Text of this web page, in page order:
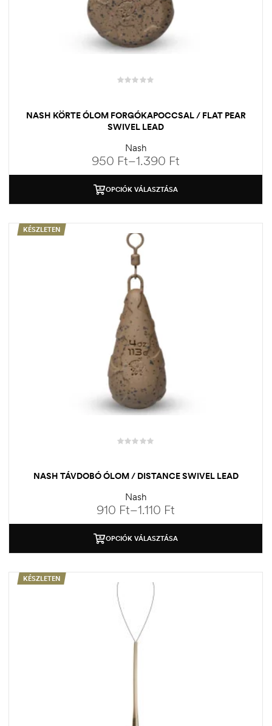
NASH KÖRTE ÓLOM FORGÓKAPOCCSAL / FLAT PEAR
SWIVEL LEAD
Nash
950 Ft–1.390 Ft
OPCIÓK VÁLASZTÁSA
KÉSZLETEN
NASH TÁVDOBÓ ÓLOM / DISTANCE SWIVEL LEAD
Nash
910 Ft–1.110 Ft
OPCIÓK VÁLASZTÁSA
KÉSZLETEN